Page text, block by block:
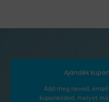
Ajándék
Add meg neved,
kuponkódod, melyet